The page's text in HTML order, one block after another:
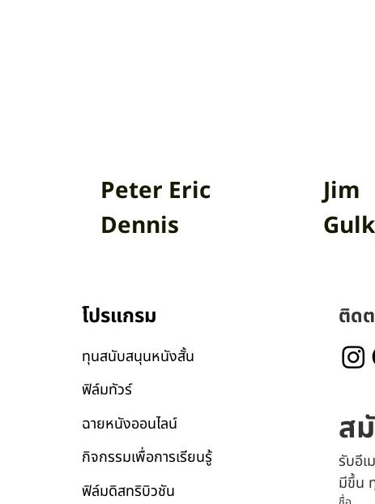
Peter Eric
Dennis
Jim
ติด
ส
รับอีเ
มีขึ้น
โปรแกรม
ทุนสนับสนุนหนังสั้น
ฟิล์มทัวร์
ฉายหนังออนไลน์
กิจกรรมเพื่อการเรียนรู้
ฟิล์มดิสทริบิวชัน